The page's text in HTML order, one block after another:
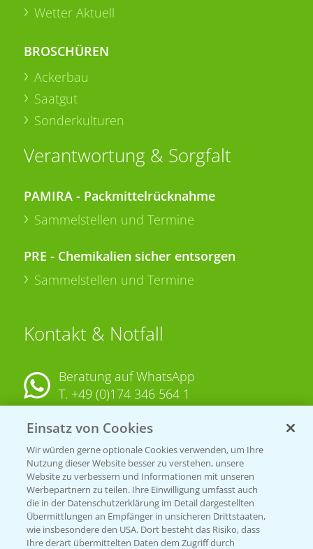
Wetter Aktuell
BROSCHÜREN
Ackerbau
Saatgut
Sonderkulturen
Verantwortung & Sorgfalt
PAMIRA - Packmittelrücknahme
Sammelstellen und Termine
PRE - Chemikalien sicher entsorgen
Sammelstellen und Termine
Kontakt & Notfall
Beratung auf WhatsApp
T. +49 (0)174 346 564 1
KONTAKT
Hilfe in Notfällen
T.+49 (0)214/30-20220
Einsatz von Cookies
Wir würden gerne optionale Cookies verwenden, um Ihre
Nutzung dieser Website besser zu verstehen, unsere
Website zu verbessern und Informationen mit unseren
Werbepartnern zu teilen. Ihre Einwilligung umfasst auch
die in der Datenschutzerklärung im Detail dargestellten
Übermittlungen an Empfänger in unsicheren Drittstaaten,
wie insbesondere den USA. Dort besteht das Risiko, dass
Ihre derart übermittelten Daten dem Zugriff durch